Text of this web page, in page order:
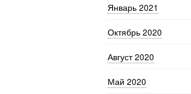
Январь 2021
Октябрь 2020
Август 2020
Май 2020